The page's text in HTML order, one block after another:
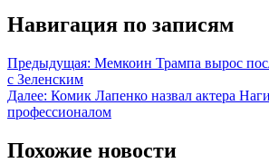
Навигация по записям
Предыдущая: Мемкоин Трампа вырос
с Зеленским
Далее: Комик Лапенко назвал актера
профессионалом
Похожие новости